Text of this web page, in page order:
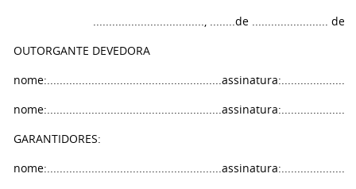
..................................., ........de ........................ de
OUTORGANTE DEVEDORA
GARANTIDORES: